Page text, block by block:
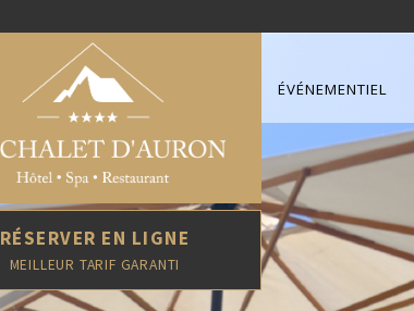
RÉSERVER EN LIGNE
MEILLEUR TARIF GARANTI
ÉVÉNEMENTIEL